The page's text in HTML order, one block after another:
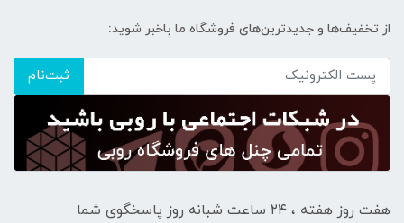
از تخفیف‌ها و جدیدترین‌های فروشگاه ما باخبر شوید:
ثبت‌نام
هفت روز هفته ، ۲۴ ساعت شبانه‌ روز پاسخگوی شما